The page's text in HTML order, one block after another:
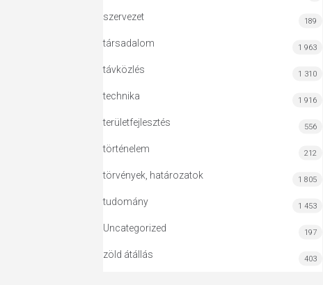
szervezet 189
társadalom 1 963
távközlés 1 310
technika 1 916
területfejlesztés 556
történelem 212
törvények, határozatok 1 805
tudomány 1 453
Uncategorized 197
zöld átállás 403